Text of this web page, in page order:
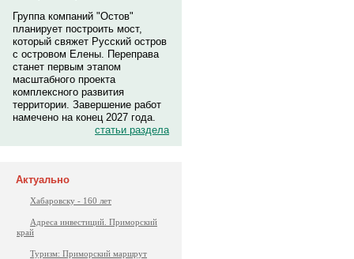
Группа компаний "Остов"
планирует построить мост,
который свяжет Русский остров
с островом Елены. Переправа
станет первым этапом
масштабного проекта
комплексного развития
территории. Завершение работ
намечено на конец 2027 года.
статьи раздела
Актуально
Хабаровску - 160 лет
Адреса инвестиций. Приморский
край
Туризм: Приморский маршрут